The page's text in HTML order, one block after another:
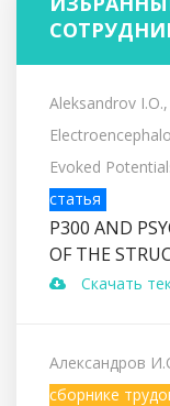
Aleksandrov
Evoked
статья
P300 AND
OF THE
Скачать
Александров
сборнике